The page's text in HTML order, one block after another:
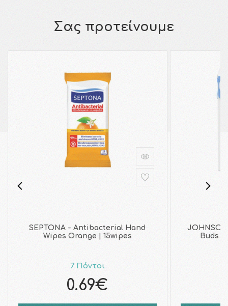
Σας προτείνουμε
SEPTONA - Antibacterial Hand
Wipes Orange | 15wipes
7 Πόντοι
0.69€
Buds